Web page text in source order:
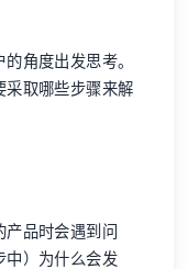
角度出发思考。
采取哪些步骤来解
产品时会遇到问
中）为什么会发